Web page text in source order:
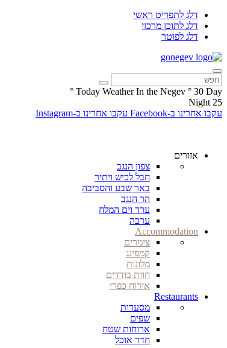
דלג לתפריט ראשי
דלג לתוכן מרכזי
דלג לפוטר
Today Weather In the Negev ° 30 Day
°
25
Night
עקבו אחרינו ב-Facebook
עקבו אחרינו ב-Instagram
אזורים
צפון הנגב
חבל לכיש ויתיר
באר שבע והסביבה
הר הנגב
ערד וים המלח
ערבה
Accommodation
צימרים
קמפינג
מלונות
חוות בודדים
אירוח כפרי
Restaurants
מסעדות
שפים
ארוחות שטח
חדר אוכל